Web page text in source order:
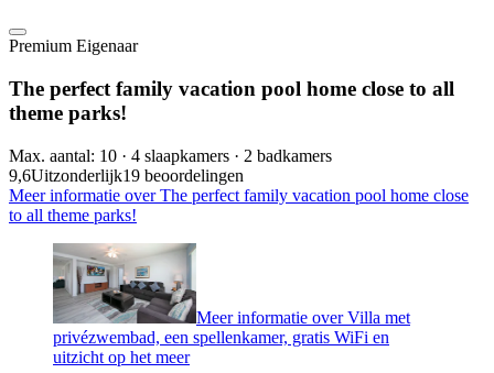
Premium Eigenaar
The perfect family vacation pool home close to all
theme parks!
Max. aantal: 10 · 4 slaapkamers · 2 badkamers
9,6Uitzonderlijk19 beoordelingen
Meer informatie over The perfect family vacation pool home close
to all theme parks!
Meer informatie over Villa met
privézwembad, een spellenkamer, gratis WiFi en
uitzicht op het meer